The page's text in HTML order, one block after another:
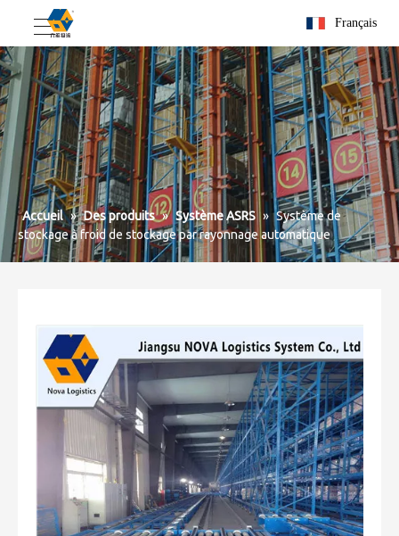
Français
Accueil » Des produits » Système ASRS » Système de
stockage à froid de stockage par rayonnage automatique